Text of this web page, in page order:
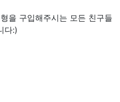
을 구입해주시는 모든 친구들
다:)